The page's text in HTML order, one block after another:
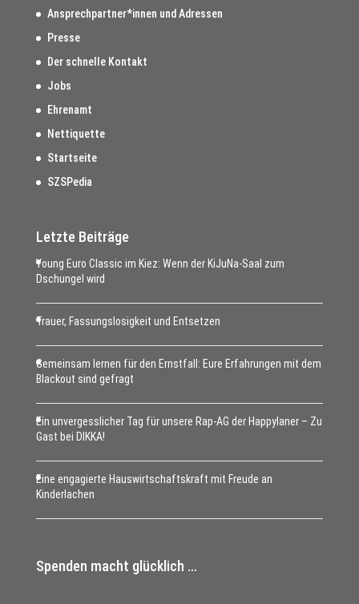
Ansprechpartner*innen und Adressen
Presse
Der schnelle Kontakt
Jobs
Ehrenamt
Nettiquette
Startseite
SZSPedia
Letzte Beiträge
Young Euro Classic im Kiez: Wenn der KiJuNa-Saal zum
Dschungel wird
Trauer, Fassungslosigkeit und Entsetzen
Gemeinsam lernen für den Ernstfall: Eure Erfahrungen mit dem
Blackout sind gefragt
Ein unvergesslicher Tag für unsere Rap-AG der Happylaner – Zu
Gast bei DIKKA!
Eine engagierte Hauswirtschaftskraft mit Freude an
Kinderlachen
Spenden macht glücklich …